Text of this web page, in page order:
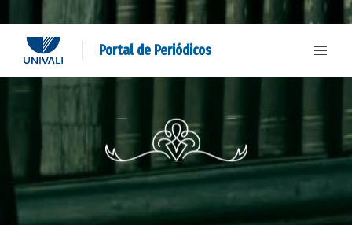
Portal de Periódicos